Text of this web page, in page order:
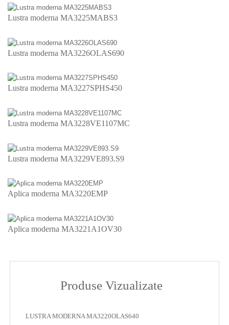
Lustra moderna MA3225MABS3
Lustra moderna MA3226OLAS690
Lustra moderna MA3227SPHS450
Lustra moderna MA3228VE1107MC
Lustra moderna MA3229VE893.S9
Aplica moderna MA3220EMP
Aplica moderna MA3221A1OV30
Produse Vizualizate
LUSTRA MODERNA MA3220OLAS640